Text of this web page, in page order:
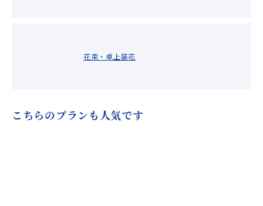
花束・卓上装花
こちらのプランも人気です